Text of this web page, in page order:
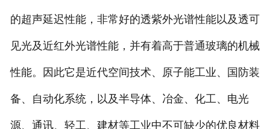
的超声延迟性能，非常好的透紫外光谱性能以及透可
见光及近红外光谱性能，并有着高于普通玻璃的机械
性能。因此它是近代空间技术、原子能工业、国防装
备、自动化系统，以及半导体、冶金、化工、电光
源、通讯、轻工、建材等工业中不可缺少的优良材料